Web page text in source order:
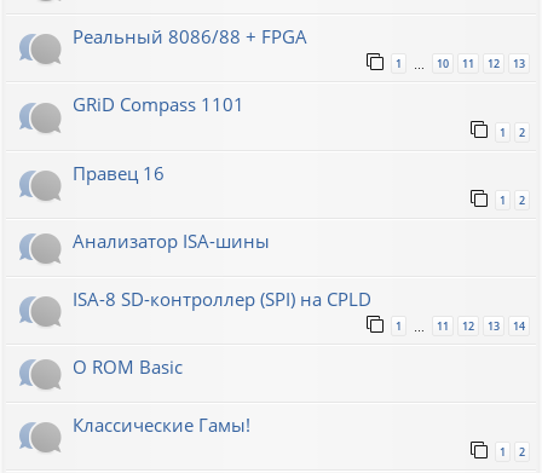
Реальный 8086/88 + FPGA
1 … 10 11 12 13
GRiD Compass 1101
1 2
Правец 16
1 2
Анализатор ISA-шины
ISA-8 SD-контроллер (SPI) на CPLD
1 11 12 13 14
О ROM Basic
Классические Гамы!
1 2